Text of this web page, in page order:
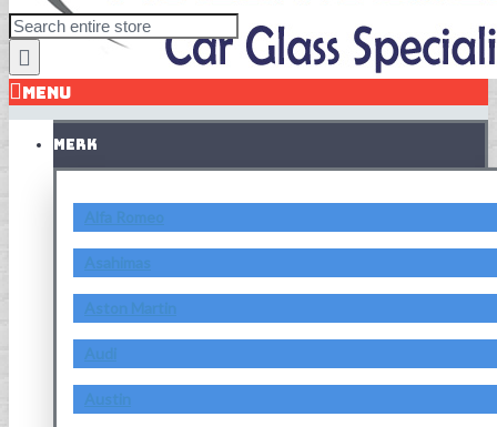
MENU
MERK
Alfa Romeo
Asahimas
Aston Martin
Audi
Austin